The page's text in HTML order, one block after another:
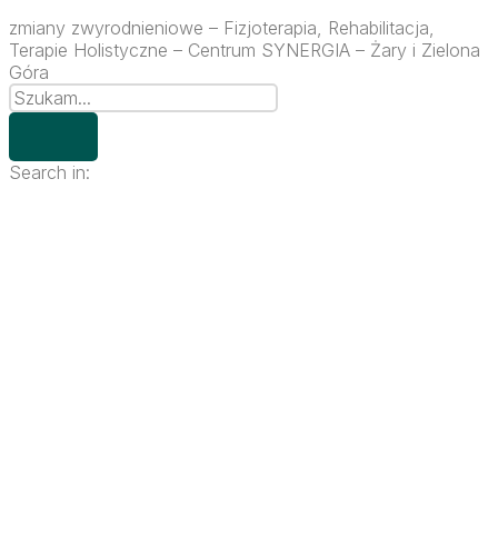
zmiany zwyrodnieniowe – Fizjoterapia, Rehabilitacja,
Terapie Holistyczne – Centrum SYNERGIA – Żary i Zielona
Góra
Search in: